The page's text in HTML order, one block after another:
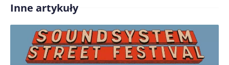
Treść komentarza*
Inne artykuły